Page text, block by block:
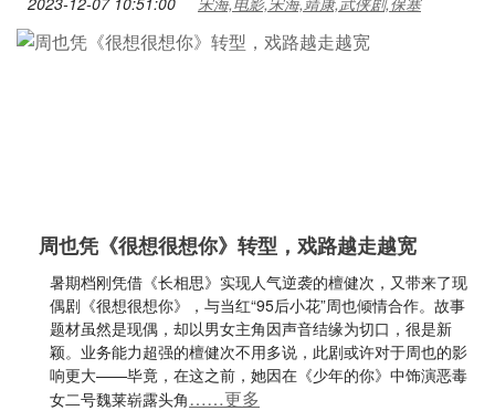
周也凭《很想很想你》转型，戏路越走越宽
暑期档刚凭借《长相思》实现人气逆袭的檀健次，又带来了现
偶剧《很想很想你》，与当红“95后小花”周也倾情合作。故事
题材虽然是现偶，却以男女主角因声音结缘为切口，很是新
颖。业务能力超强的檀健次不用多说，此剧或许对于周也的影
响更大——毕竟，在这之前，她因在《少年的你》中饰演恶毒
女二号魏莱崭露头角……更多